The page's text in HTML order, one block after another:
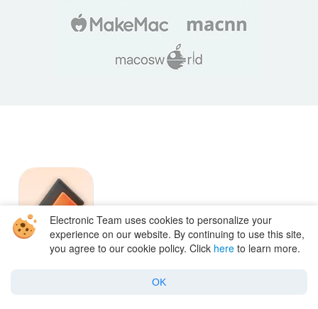
Electronic Team uses cookies to personalize your
experience on our website. By continuing to use this site,
you agree to our cookie policy. Click here to learn more.
OK